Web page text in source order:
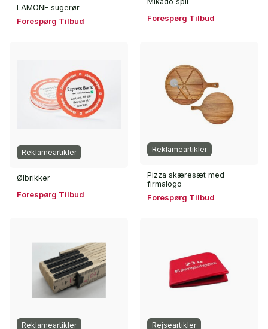
LAMONE sugerør
Forespørg Tilbud Forespørg Tilbud
Reklameartikler
Ølbrikker
Forespørg Tilbud
Reklameartikler
Pizza skæresæt med
firmalogo
Forespørg Tilbud
Reklameartikler Rejseartikler